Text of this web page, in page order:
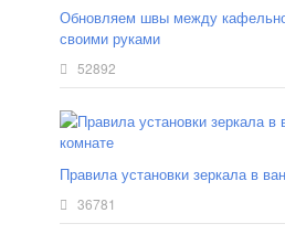
Обновляем швы между
своими руками
52892
Правила установки зеркала в
36781